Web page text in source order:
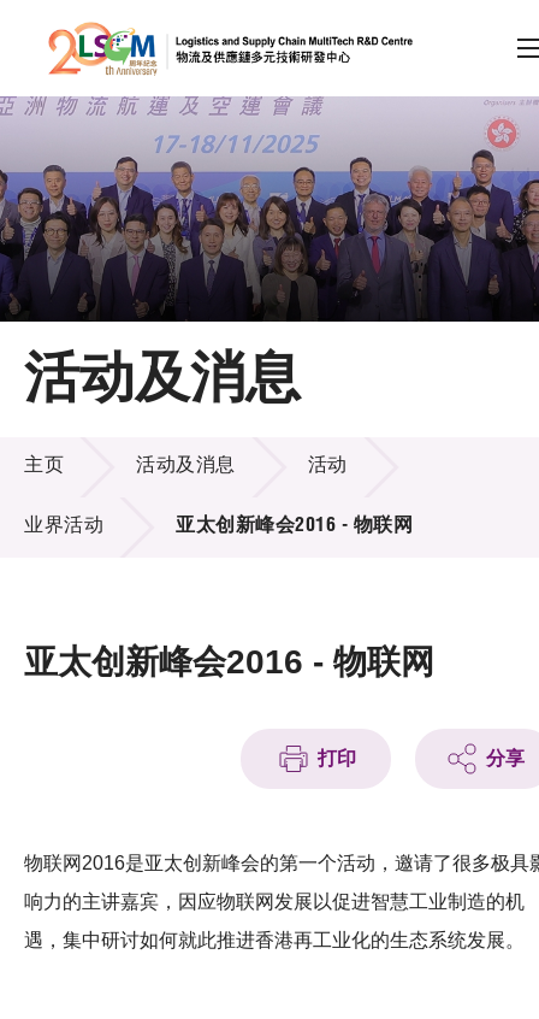
跳到内容（按回车键）
会员登录
A A EN 繁 简
主页
关于LSCM
技术商品化
项目及资助计划
活动及消息
科技分享
会籍
活动及消息
活动及消息
主页 活动及消息 活动
业界活动 亚太创新峰会2016 - 物联网
亚太创新峰会2016 - 物联网
打印 分享
物联网2016是亚太创新峰会的第一个活动，邀请了很多极具
响力的主讲嘉宾，因应物联网发展以促进智慧工业制造的机
遇，集中研讨如何就此推进香港再工业化的生态系统发展。